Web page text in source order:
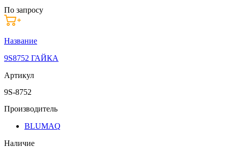
По запросу
Название
9S8752 ГАЙКА
Артикул
9S-8752
Производитель
BLUMAQ
Наличие